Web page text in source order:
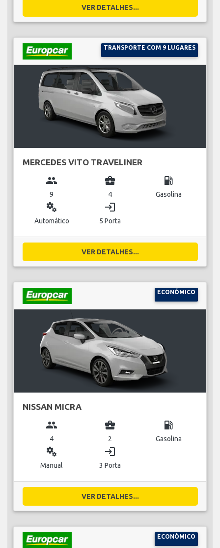
VER DETALHES...
TRANSPORTE COM 9 LUGARES
MERCEDES VITO TRAVELINER
group
9
business_center
4
local_gas_station
Gasolina
miscellaneous_services
Automático
login
5 Porta
VER DETALHES...
ECONÓMICO
NISSAN MICRA
group
4
business_center
2
local_gas_station
Gasolina
miscellaneous_services
Manual
login
3 Porta
VER DETALHES...
ECONÓMICO